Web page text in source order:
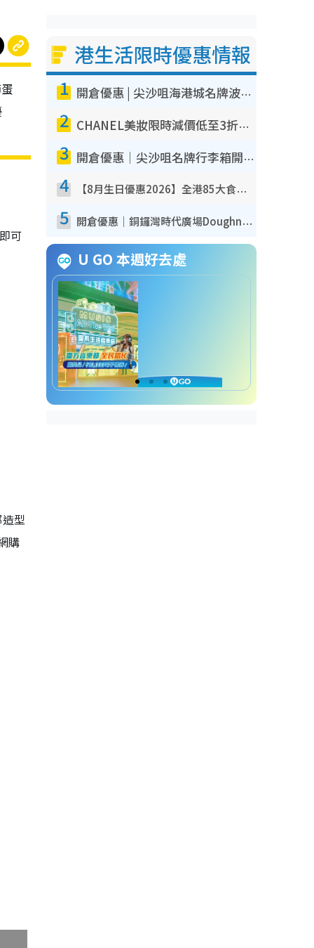
可
型
購
港生活限時優惠情報
1 開倉優惠 | 尖沙咀海港城名牌波鞋開倉低至1折！On鞋$899起／Joy&Peace鞋履$98起
2 CHANEL美妝限時減價低至3折！人氣粉底/唇膏/精華液低至$275！COCO香水都有平
3 開倉優惠｜尖沙咀名牌行李箱開倉低至4折！一連5日 American Tourister/ace./Hallmark $200起！
4 【8月生日優惠2026】全港85大食買玩著數攻略 自助餐/火鍋放題同行免費＋誠品/DONKI送現金券
5 開倉優惠｜銅鑼灣時代廣場Doughnut/Campo Marzio開倉低至1折！背囊、書包、手袋劈價$200起
U GO 本週好去處